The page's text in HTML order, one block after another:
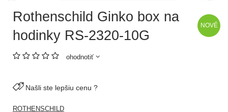
NOVÉ
Rothenschild Ginko box na
hodinky RS-2320-10G
ohodnotiť
Našli ste lepšiu cenu ?
ROTHENSCHILD